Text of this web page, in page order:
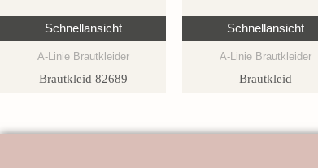
Schnellansicht
A-Linie Brautkleider
Brautkleid 82689
Schnellansicht
A-Linie Brautkleider
Brautkleid